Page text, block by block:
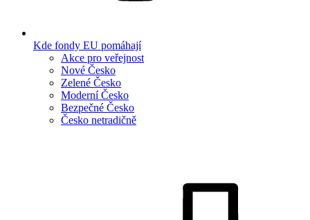
Kde fondy EU pomáhají
Akce pro veřejnost
Nové Česko
Zelené Česko
Moderní Česko
Bezpečné Česko
Česko netradičně